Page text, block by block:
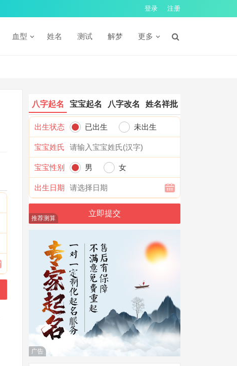
登录 注册
血型 姓名 测试 解梦 更多
八字起名 宝宝起名 八字改名 姓名祥批
出生状态 已出生 未出生
宝宝姓氏
宝宝性别 男 女
出生日期
推荐测算
广告